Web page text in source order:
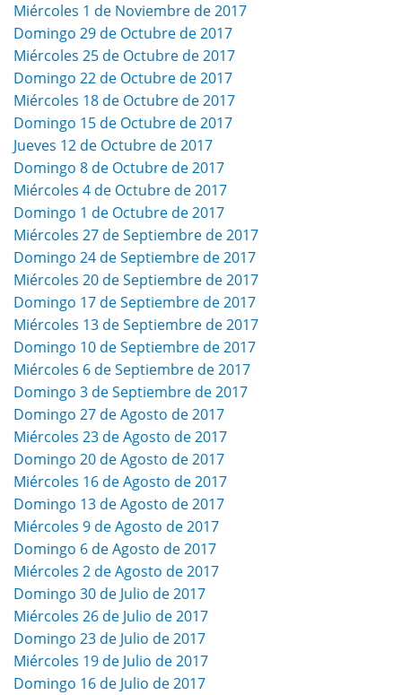
Miércoles 1 de Noviembre de 2017
Domingo 29 de Octubre de 2017
Miércoles 25 de Octubre de 2017
Domingo 22 de Octubre de 2017
Miércoles 18 de Octubre de 2017
Domingo 15 de Octubre de 2017
Jueves 12 de Octubre de 2017
Domingo 8 de Octubre de 2017
Miércoles 4 de Octubre de 2017
Domingo 1 de Octubre de 2017
Miércoles 27 de Septiembre de 2017
Domingo 24 de Septiembre de 2017
Miércoles 20 de Septiembre de 2017
Domingo 17 de Septiembre de 2017
Miércoles 13 de Septiembre de 2017
Domingo 10 de Septiembre de 2017
Miércoles 6 de Septiembre de 2017
Domingo 3 de Septiembre de 2017
Domingo 27 de Agosto de 2017
Miércoles 23 de Agosto de 2017
Domingo 20 de Agosto de 2017
Miércoles 16 de Agosto de 2017
Domingo 13 de Agosto de 2017
Miércoles 9 de Agosto de 2017
Domingo 6 de Agosto de 2017
Miércoles 2 de Agosto de 2017
Domingo 30 de Julio de 2017
Miércoles 26 de Julio de 2017
Domingo 23 de Julio de 2017
Miércoles 19 de Julio de 2017
Domingo 16 de Julio de 2017